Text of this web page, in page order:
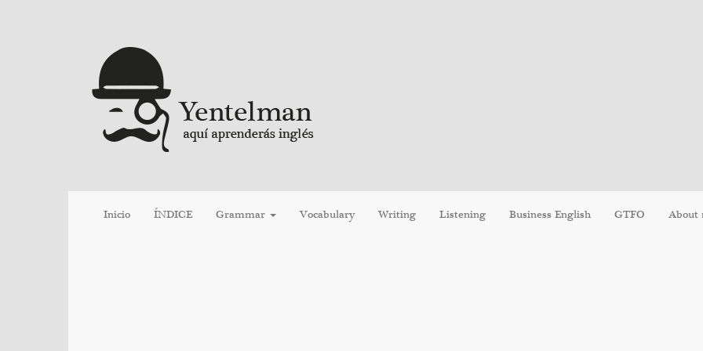
Inicio ÍNDICE Grammar Vocabulary Writing Listening Business English GTFO About